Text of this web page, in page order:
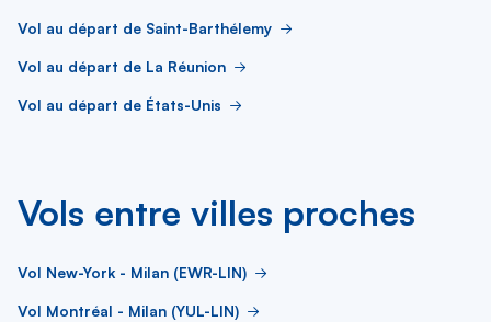
Vol au départ de Saint-Barthélemy
Vol au départ de La Réunion
Vol au départ de États-Unis
Vols entre villes proches
Vol New-York - Milan (EWR-LIN)
Vol Montréal - Milan (YUL-LIN)